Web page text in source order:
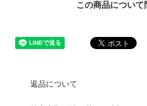
この商品について
返品について